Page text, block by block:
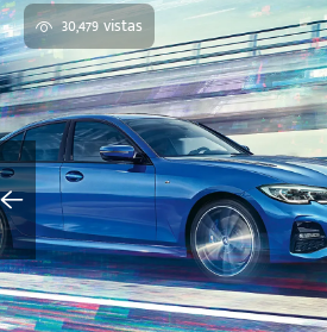
30,479 vistas